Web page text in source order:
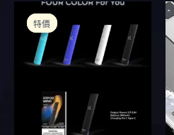
特價
特價
原
始
價
格：
NT$800。
目
價
格：
NT$600。
此
多
款
式。
可